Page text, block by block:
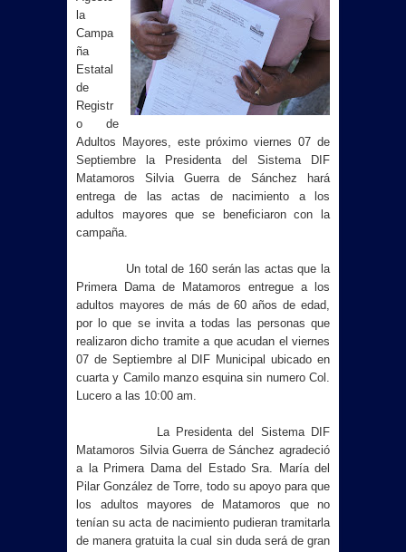
la
Campa
ña
Estatal
de
Registr
o de
Adultos Mayores, este próximo viernes 07 de
Septiembre la Presidenta del Sistema DIF
Matamoros Silvia Guerra de Sánchez hará
entrega de las actas de nacimiento a los
adultos mayores que se beneficiaron con la
campaña.
Un total de 160 serán las actas que la
Primera Dama de Matamoros entregue a los
adultos mayores de más de 60 años de edad,
por lo que se invita a todas las personas que
realizaron dicho tramite a que acudan el viernes
07 de Septiembre al DIF Municipal ubicado en
cuarta y Camilo manzo esquina sin numero Col.
Lucero a las 10:00 am.
La Presidenta del Sistema DIF
Matamoros Silvia Guerra de Sánchez agradeció
a la Primera Dama del Estado Sra. María del
Pilar González de Torre, todo su apoyo para que
los adultos mayores de Matamoros que no
tenían su acta de nacimiento pudieran tramitarla
de manera gratuita la cual sin duda será de gran